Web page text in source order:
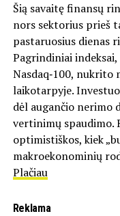
Šią savaitę finansų
nors sektorius prieš
pastaruosius dienas
Pagrindiniai
Nasdaq‑100, nukrito
laikotarpyje.
dėl augančio nerimo
vertinimų spaudimo.
optimistiškos, kiek
makroekonominių
Plačiau
Reklama